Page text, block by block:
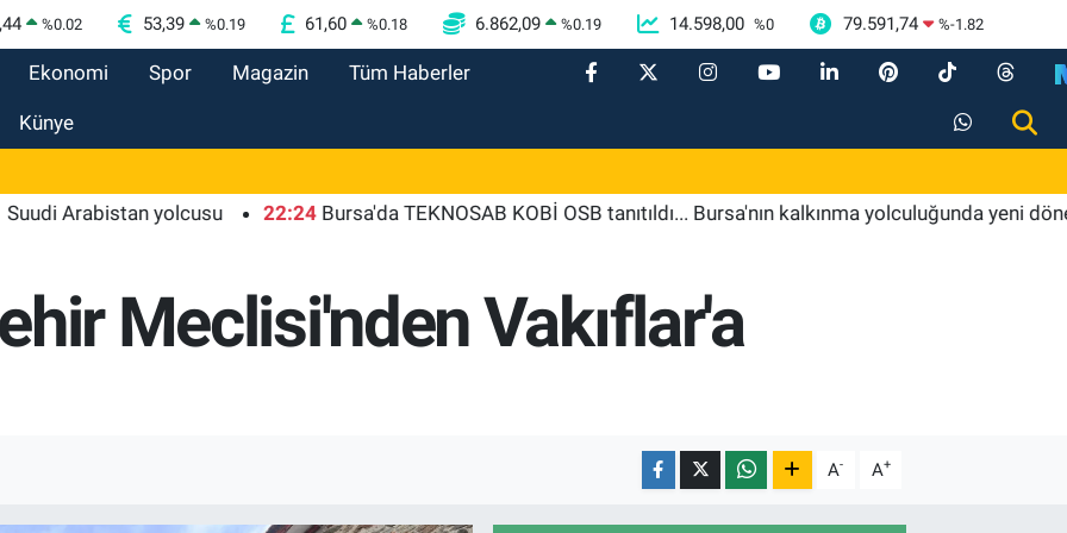
%0.02 53,39 %0.19 61,60 %0.18 6.862,09 %0.19 14.598,00 %0 79.591,74 %-1.82
Ekonomi Spor Magazin Tüm Haberler
Künye
Arabistan yolcusu 22:24 Bursa'da TEKNOSAB KOBİ OSB tanıtıldı... Bursa'nın kalkınma yolculuğunda yeni dönem
Meclisi'nden Vakıflar'a
A- A+